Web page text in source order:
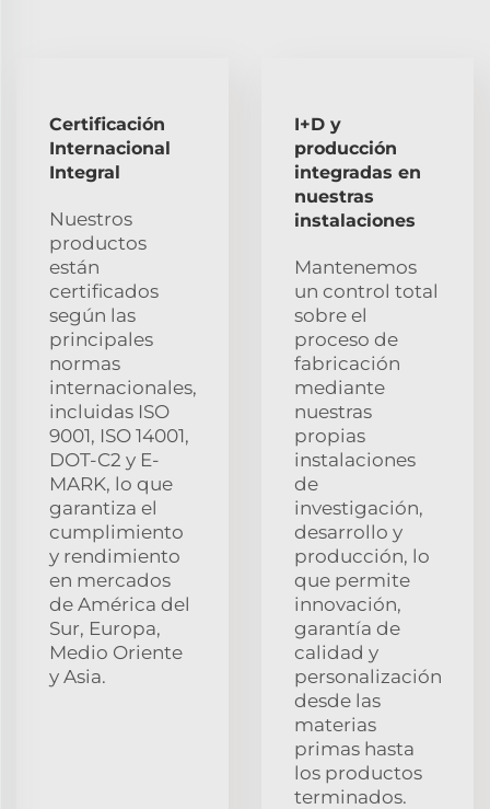
Certificación
Internacional
Integral
Nuestros
productos
están
certificados
según las
principales
normas
internacionales,
incluidas ISO
9001, ISO 14001,
DOT-C2 y E-
MARK, lo que
garantiza el
cumplimiento
y rendimiento
en mercados
de América del
Sur, Europa,
Medio Oriente
y Asia.
I+D y
producción
integradas en
nuestras
instalaciones
Mantenemos
un control total
sobre el
proceso de
fabricación
mediante
nuestras
propias
instalaciones
de
investigación,
desarrollo y
producción, lo
que permite
innovación,
garantía de
calidad y
personalización
desde las
materias
primas hasta
los productos
terminados.